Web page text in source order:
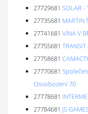
27729681 SOLAR -
27735681 MARTIN
27741681 VÍNA V
27755681
27758681
27770681
Osvobození 70
27778681
27784681 JS